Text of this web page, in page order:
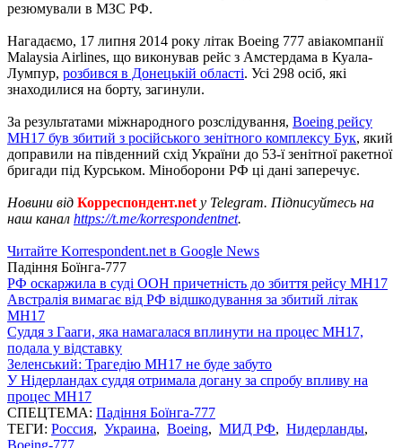
резюмували в МЗС РФ.
Нагадаємо, 17 липня 2014 року літак Boeing 777 авіакомпанії
Malaysia Airlines, що виконував рейс з Амстердама в Куала-
Лумпур, розбився в Донецькій області. Усі 298 осіб, які
знаходилися на борту, загинули.
За результатами міжнародного розслідування, Boeing рейсу
МН17 був збитий з російського зенітного комплексу Бук, який
доправили на південний схід України до 53-ї зенітної ракетної
бригади під Курськом. Міноборони РФ ці дані заперечує.
Новини від Корреспондент.net у Telegram. Підписуйтесь на
наш канал https://t.me/korrespondentnet.
Читайте Korrespondent.net в Google News
Падіння Боїнга-777
РФ оскаржила в суді ООН причетність до збиття рейсу MH17
Австралія вимагає від РФ відшкодування за збитий літак
MH17
Суддя з Гааги, яка намагалася вплинути на процес МН17,
подала у відставку
Зеленський: Трагедію MH17 не буде забуто
У Нідерландах суддя отримала догану за спробу впливу на
процес MH17
СПЕЦТЕМА: Падіння Боїнга-777
ТЕГИ: Россия, Украина, Boeing, МИД РФ, Нидерланды,
Boeing-777